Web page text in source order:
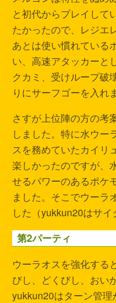
と初代からプレイして
たかったので、レジエ
あとは使い慣れている
い、高速アタッカーと
クカミ、受けループ破
りにサーフゴーを入れ
さすが上位陣の方の考
しました。特に水ウー
スを務めていたカイリ
楽しかったのですが、
せるパワーのあるポケ
ました。そこでウーラ
した（yukkun20はサ
第2パーティ
ウーラオスを強化する
びし、どくびし、おい
yukkun20はターン管